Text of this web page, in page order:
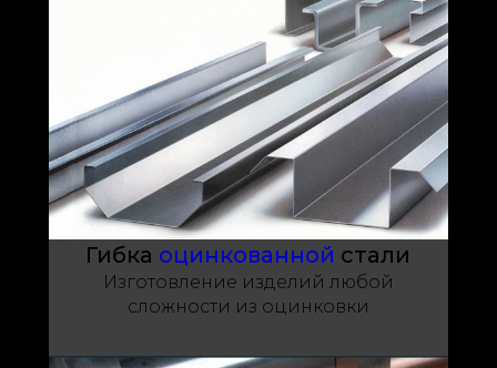
Гибка оцинкованной стали
Изготовление изделий любой
сложности из оцинковки